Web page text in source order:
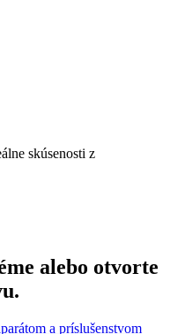
skúsenosti z
alebo otvorte